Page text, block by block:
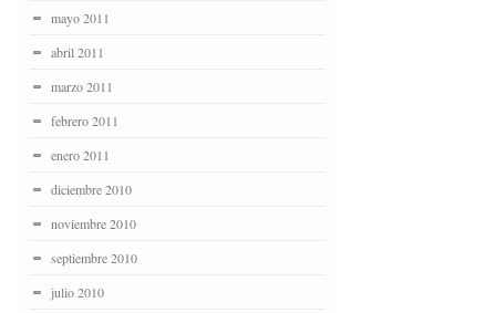
mayo 2011
abril 2011
marzo 2011
febrero 2011
enero 2011
diciembre 2010
noviembre 2010
septiembre 2010
julio 2010